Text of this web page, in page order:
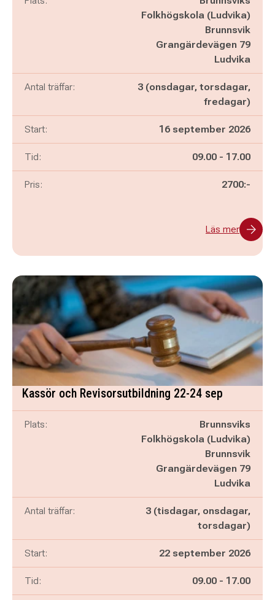
Folkhögskola (Ludvika)
Brunnsvik
Grangärdevägen 79
Ludvika
Antal träffar:
3 (onsdagar, torsdagar,
fredagar)
Start: 16 september 2026
Tid: Pågår mellan
09.00 - och
17.00
Pris: 2700:-
Läs mer
Kassör och Revisorsutbildning 22-24 sep
Plats:
Brunnsviks
Folkhögskola (Ludvika)
Brunnsvik
Grangärdevägen 79
Ludvika
Antal träffar:
3 (tisdagar, onsdagar,
torsdagar)
Start: 22 september 2026
Tid: Pågår mellan
09.00 - och
17.00